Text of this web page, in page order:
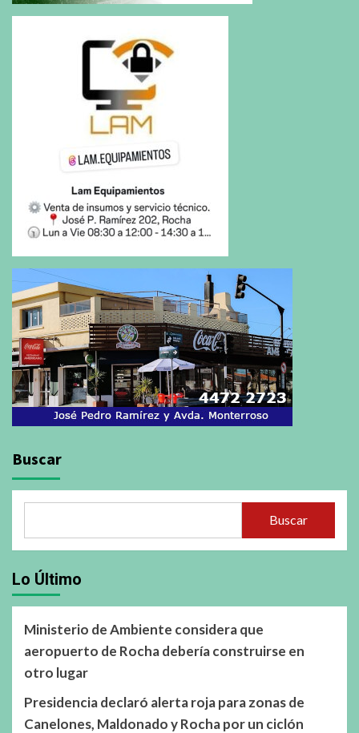
Buscar
Buscar
Lo Último
Ministerio de Ambiente considera que
aeropuerto de Rocha debería construirse en
otro lugar
Presidencia declaró alerta roja para zonas de
Canelones, Maldonado y Rocha por un ciclón